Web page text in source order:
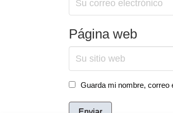
Página web
Guarda mi nombre, correo